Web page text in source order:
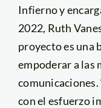
Infierno y
2022, Ruth
proyecto es una
empoderar a las
con el esfuerzo